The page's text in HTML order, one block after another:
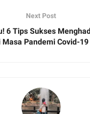
Next Post
6 Tips Sukses
Masa Pandemi Covid-19